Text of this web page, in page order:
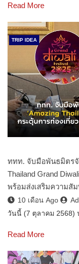
Read More
TRIP IDEA
ททท. จับมือพันธมิตรจั
Thailand Grand
พร้อมส่งเสริมความสั
10 เดือน Ago
วันนี้ (7 ตุลาคม 2568)
Read More